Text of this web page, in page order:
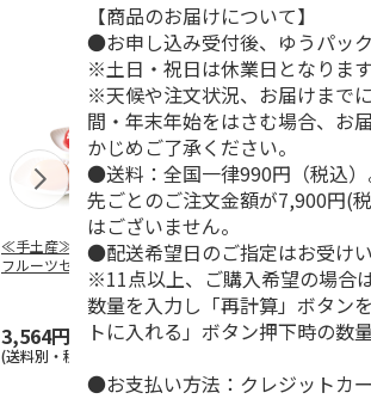
≪手土産≫Premium
フルーツゼリーセッ
3,564円
(送料別・税込)
≪手土産≫志満秀
クアトロえびチーズ
１６袋入
2,160円
≪手土
ルクバ
2,916
【商品のお届けについて】
●お申し込み受付後、ゆうパッ
※土日・祝日は休業日となります
※天候や注文状況、お届けまで
間・年末年始をはさむ場合、お
かじめご了承ください。
●送料：全国一律990円（税込
先ごとのご注文金額が7,900円(
はございません。
●配送希望日のご指定はお受けい
※11点以上、ご購入希望の場合
数量を入力し「再計算」ボタン
トに入れる」ボタン押下時の数
●お支払い方法：クレジットカ